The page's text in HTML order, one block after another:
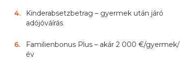
4.
Kinderabsetzbetrag – gyermek után járó
adójóváírás
6.
Familienbonus Plus – akár 2 000 €/gyermek/
év